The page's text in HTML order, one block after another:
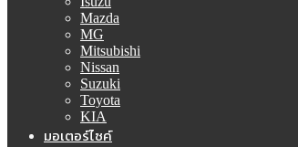
Mazda
MG
Mitsubishi
Nissan
Suzuki
Toyota
KIA
มอเตอร์ไซค์